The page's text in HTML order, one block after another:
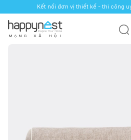
Kết nối đơn vị thiết kế - thi công
M Ạ N G X Ã H Ộ I